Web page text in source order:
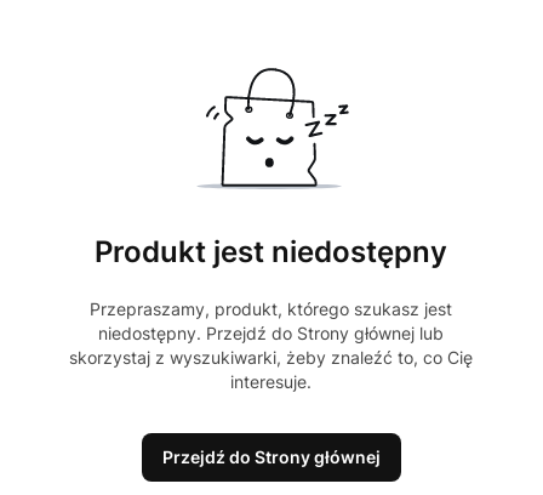
Produkt jest niedostępny
Przepraszamy, produkt, którego szukasz jest
niedostępny. Przejdź do Strony głównej lub
skorzystaj z wyszukiwarki, żeby znaleźć to, co Cię
interesuje.
Przejdź do Strony głównej